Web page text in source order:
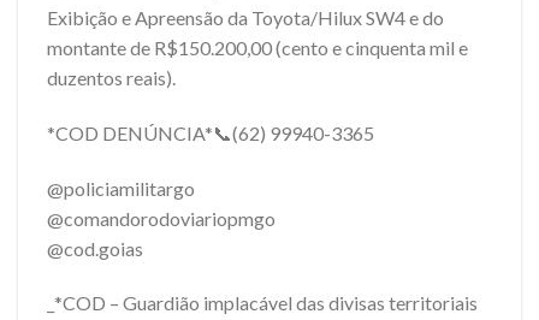
Exibição e Apreensão da Toyota/Hilux SW4 e do
montante de R$150.200,00 (cento e cinquenta mil e
duzentos reais).
*COD DENÚNCIA*📞(62) 99940-3365
@policiamilitargo
@comandorodoviariopmgo
@cod.goias
_*COD – Guardião implacável das divisas territoriais